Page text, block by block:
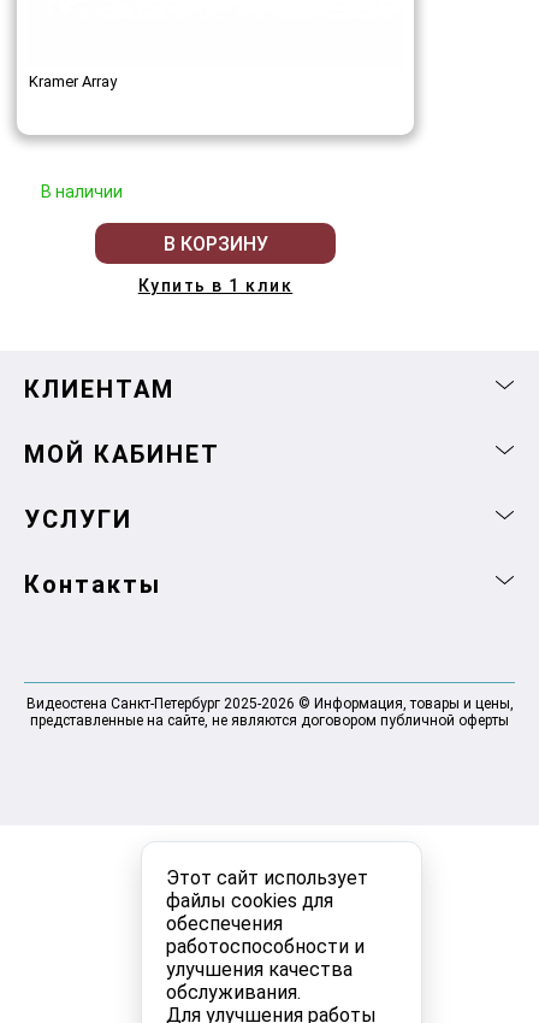
Этот сайт использует
файлы cookies для
обеспечения
работоспособности и
улучшения качества
обслуживания.
Для улучшения работы
Kramer Array
В наличии
В КОРЗИНУ
Купить в 1 клик
КЛИЕНТАМ
МОЙ КАБИНЕТ
УСЛУГИ
Контакты
Видеостена Санкт-Петербург 2025-2026 © Информация, товары и цены,
представленные на сайте, не являются договором публичной оферты